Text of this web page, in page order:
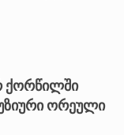
ქორწილში
ორეული